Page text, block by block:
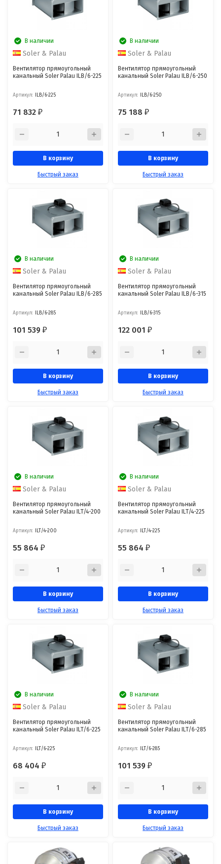
В наличии
Soler & Palau
Вентилятор прямоугольный
канальный Soler Palau ILB/6-225
Артикул: ILB/6-225
71 832₽
В корзину
Быстрый заказ
В наличии
Soler & Palau
Вентилятор прямоугольный
канальный Soler Palau ILB/6-250
Артикул: ILB/6-250
75 188₽
В корзину
Быстрый заказ
В наличии
Soler & Palau
Вентилятор прямоугольный
канальный Soler Palau ILB/6-285
Артикул: ILB/6-285
101 539₽
В корзину
Быстрый заказ
В наличии
Soler & Palau
Вентилятор прямоугольный
канальный Soler Palau ILB/6-315
Артикул: ILB/6-315
122 001₽
В корзину
Быстрый заказ
В наличии
Soler & Palau
Вентилятор прямоугольный
канальный Soler Palau ILT/4-200
Артикул: ILT/4-200
55 864₽
В корзину
Быстрый заказ
В наличии
Soler & Palau
Вентилятор прямоугольный
канальный Soler Palau ILT/4-225
Артикул: ILT/4-225
55 864₽
В корзину
Быстрый заказ
В наличии
Soler & Palau
Вентилятор прямоугольный
канальный Soler Palau ILT/6-225
Артикул: ILT/6-225
68 404₽
В корзину
Быстрый заказ
В наличии
Soler & Palau
Вентилятор прямоугольный
канальный Soler Palau ILT/6-285
Артикул: ILT/6-285
101 539₽
В корзину
Быстрый заказ